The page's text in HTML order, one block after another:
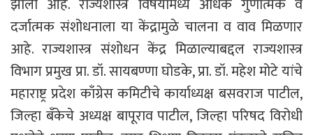
दर्जात्मक संशोधनाला या केंद्रामुळे चालना व वाव मिळणार
आहे. राज्यशास्त्र संशोधन केंद्र मिळाल्याबद्दल राज्यशास्त्र
विभाग प्रमुख प्रा. डॉ. सायबण्णा घोडके, प्रा. डॉ. महेश मोटे यांचे
महाराष्ट्र प्रदेश काँग्रेस कमिटीचे कार्याध्यक्ष बसवराज पाटील,
जिल्हा बँकेचे अध्यक्ष बापूराव पाटील, जिल्हा परिषद विरोधी